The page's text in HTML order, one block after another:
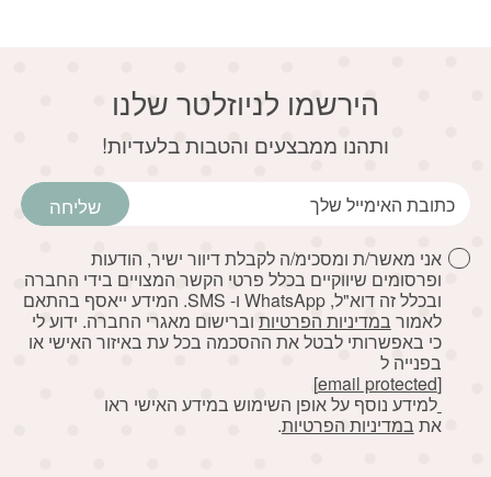
הירשמו לניוזלטר שלנו
ותהנו ממבצעים והטבות בלעדיות!
דוא׳׳ל
שליחה
אני מאשר/ת ומסכימ/ה לקבלת דיוור ישיר, הודעות
ופרסומים שיווקיים בכלל פרטי הקשר המצויים בידי החברה
ובכלל זה דוא"ל, WhatsApp ו- SMS. המידע ייאסף בהתאם
לאמור במדיניות הפרטיות וברישום מאגרי החברה. ידוע לי
כי באפשרותי לבטל את ההסכמה בכל עת באיזור האישי או
בפנייה ל
[email protected]
למידע נוסף על אופן השימוש במידע האישי ראו
את במדיניות הפרטיות.